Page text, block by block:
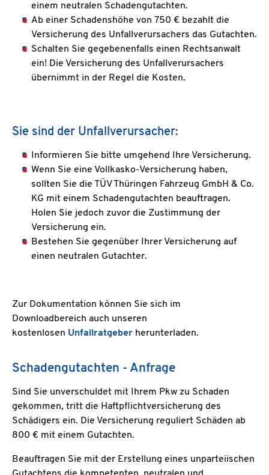
einem neutralen Schadengutachten.
Ab einer Schadenshöhe von 750 € bezahlt die
Versicherung des Unfallverursachers das Gutachten.
Schalten Sie gegebenenfalls einen Rechtsanwalt
ein! Die Versicherung des Unfallverursachers
übernimmt in der Regel die Kosten.
Sie sind der Unfallverursacher:
Informieren Sie bitte umgehend Ihre Versicherung.
Wenn Sie eine Vollkasko-Versicherung haben,
sollten Sie die TÜV Thüringen Fahrzeug GmbH & Co.
KG mit einem Schadengutachten beauftragen.
Holen Sie jedoch zuvor die Zustimmung der
Versicherung ein.
Bestehen Sie gegenüber Ihrer Versicherung auf
einen neutralen Gutachter.
Zur Dokumentation können Sie sich im
Downloadbereich auch unseren
kostenlosen Unfallratgeber herunterladen.
Schadengutachten - Anfrage
Sind Sie unverschuldet mit Ihrem Pkw zu Schaden
gekommen, tritt die Haftpflichtversicherung des
Schädigers ein. Die Versicherung reguliert Schäden ab
800 € mit einem Gutachten.
Beauftragen Sie mit der Erstellung eines unparteiischen